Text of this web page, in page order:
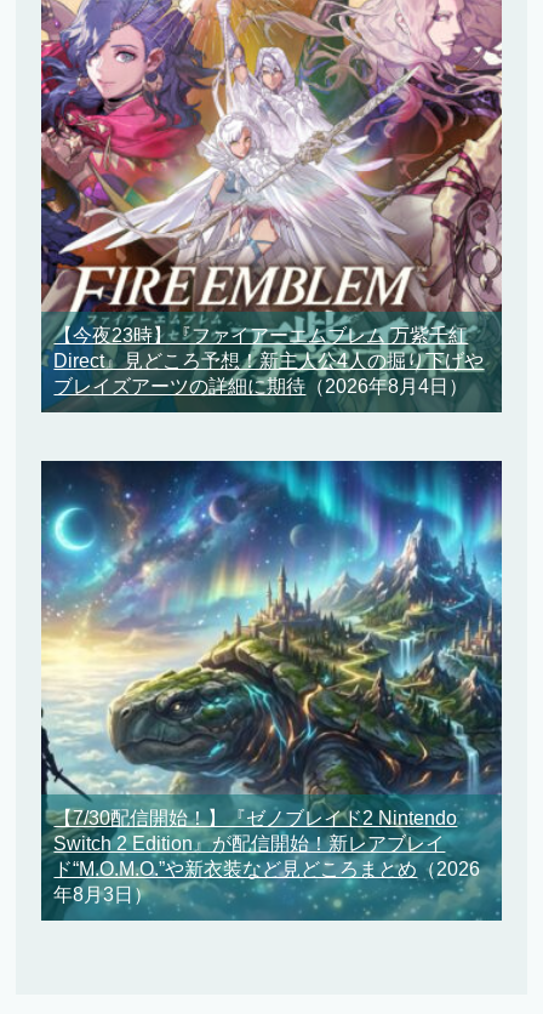
【今夜23時】『ファイアーエムブレム 万紫千紅
Direct』見どころ予想！新主人公4人の掘り下げや
ブレイズアーツの詳細に期待 （2026年8月4日）
【7/30配信開始！】『ゼノブレイド2 Nintendo
Switch 2 Edition』が配信開始！新レアブレイ
ド“M.O.M.O.”や新衣装など見どころまとめ（2026
年8月3日）